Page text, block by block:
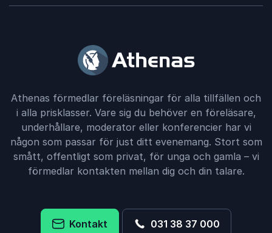
Athenas förmedlar föreläsningar för alla tillfällen och
i alla prisklasser. Vare sig du behöver en föreläsare,
underhållare, moderator eller konferencier har vi
någon som passar för just ditt evenemang. Stort som
smått, offentligt som privat, för unga och gamla – vi
förmedlar kontakten mellan dig och din talare.
Kontakt 031 38 37 000